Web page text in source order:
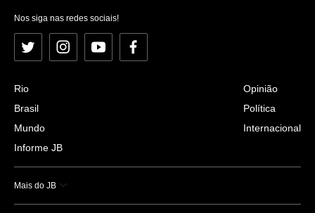
Nos siga nas redes sociais!
Twitter InstagramYouTubeFacebook
Rio
Brasil
Mundo
Informe JB
Opinião
Política
Internacional
Mais do JB
Esportes